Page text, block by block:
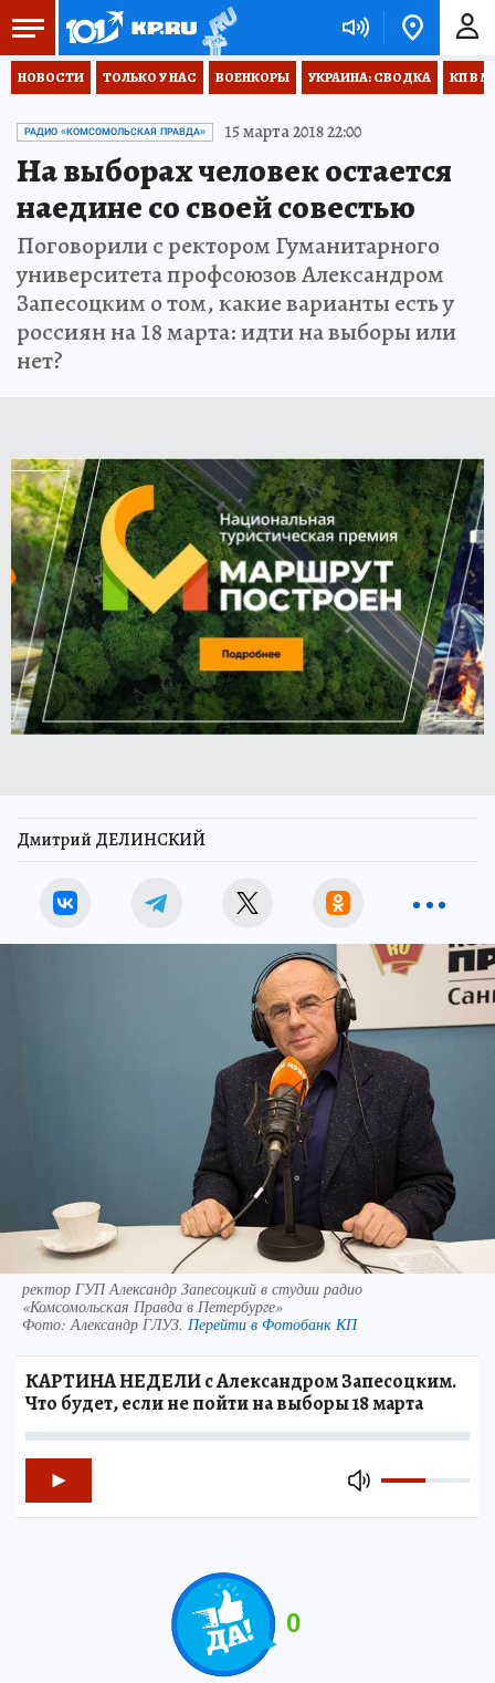
НОВОСТИ ТОЛЬКО У НАС ВОЕНКОРЫ УКРАИНА: СВОДКА КП В
РАДИО «КОМСОМОЛЬСКАЯ ПРАВДА» 15 марта 2018 22:00
На выборах человек остается
наедине со своей совестью
Поговорили с ректором Гуманитарного
университета профсоюзов Александром
Запесоцким о том, какие варианты есть у
россиян на 18 марта: идти на выборы или
нет?
Дмитрий ДЕЛИНСКИЙ
ректор ГУП Александр Запесоцкий в студии радио
«Комсомольская Правда в Петербурге»
Фото: Александр ГЛУЗ. Перейти в Фотобанк КП
КАРТИНА НЕДЕЛИ с Александром Запесоцким.
Что будет, если не пойти на выборы 18 марта
0